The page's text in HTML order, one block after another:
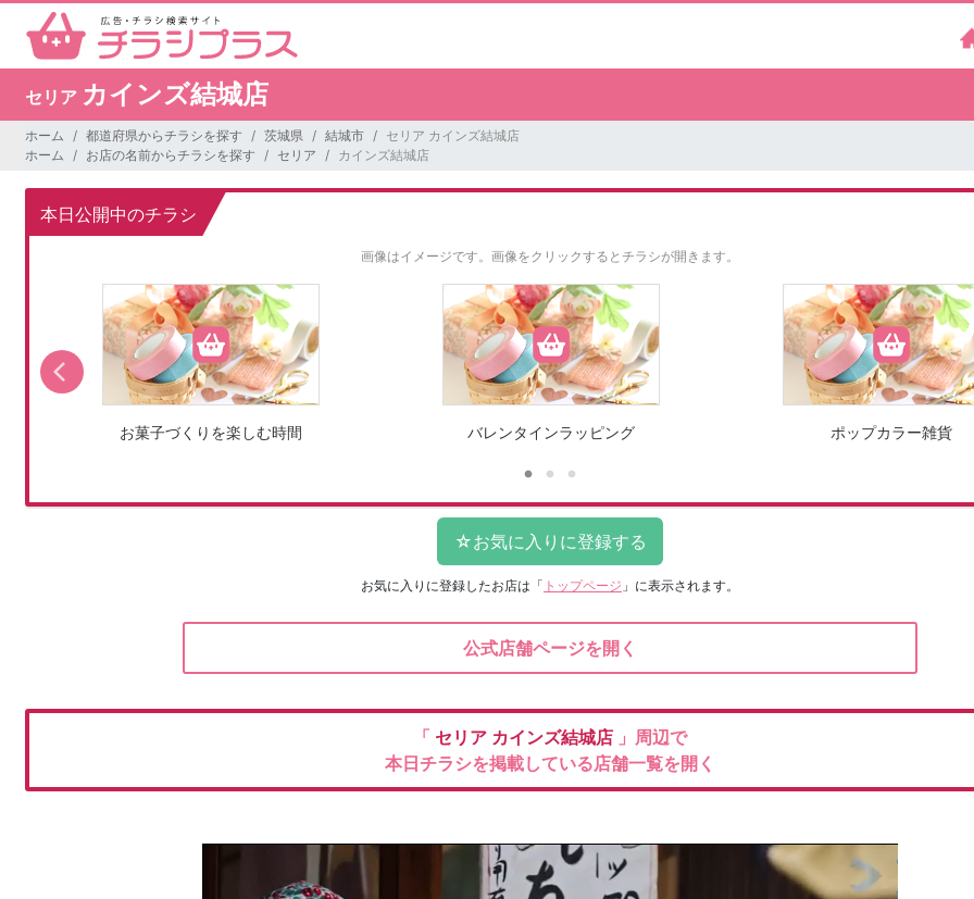
セリア カインズ結城店
ホーム 都道府県からチラシを探す 茨城県 結城市
セリア カインズ結城店
ホーム
お店の名前からチラシを探す セリア カインズ結城店
本日公開中のチラシ
画像はイメージです。 画像をクリックするとチラシが開きます。
お菓子づくりを楽しむ時間 バレンタインラッピング ポップカラー雑貨
お気に入りに登録したお店は 「 トップページ 」に表示されます。
公式店舗ページを開く
「 セリア カインズ結城店 」周辺で
本日チラシを掲載している店舗一覧を開く